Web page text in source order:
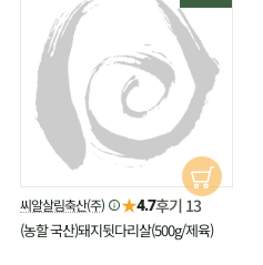
씨알살림축산(주) ★4.7후기 13
(농할 국산)돼지뒷다리살(500g/제육)